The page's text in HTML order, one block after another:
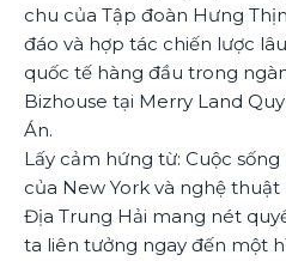
chu của Tập đoàn Hưng
đáo và hợp tác chiến lược
quốc tế hàng đầu trong
Bizhouse tại Merry Land
Án.
Lấy cảm hứng từ: Cuộc
của New York và nghệ
Địa Trung Hải mang nét
ta liên tưởng ngay đến một